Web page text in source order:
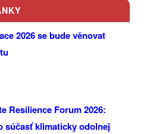
2026 se bude věnovat
Resilience Forum 2026:
súčasť klimaticky odolnej